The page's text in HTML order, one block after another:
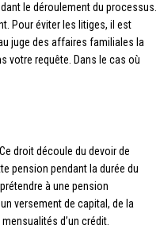
le déroulement du processus.
Pour éviter les litiges, il est
juge des affaires familiales la
votre requête. Dans le cas où
droit découle du devoir de
pension pendant la durée du
à une pension
versement de capital, de la
d’un crédit.